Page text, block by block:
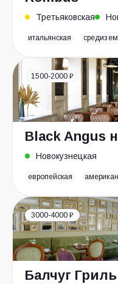
Третьяковская
итальянская
1500-2000 ₽
Black Angus
Новокузнецкая
европейская
3000-4000 ₽
Балчуг Гриль